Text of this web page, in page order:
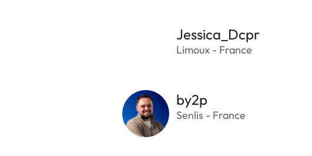
Jessica_Dcpr
Limoux - France
by2p
Senlis - France